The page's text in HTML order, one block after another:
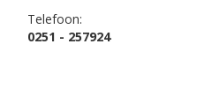
Telefoon:
0251 - 257924